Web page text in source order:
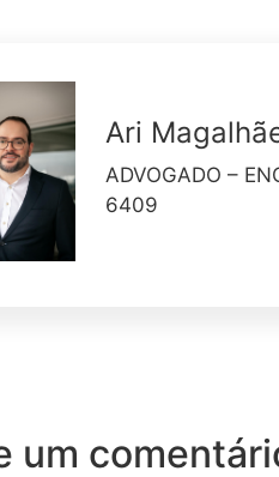
Ari
ADVOGADO –
6409
um